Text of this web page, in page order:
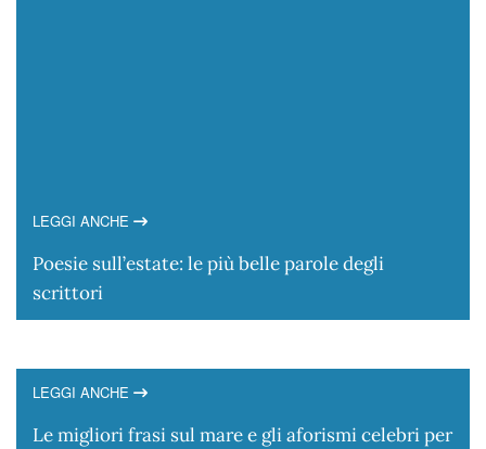
LEGGI ANCHE
Poesie sull’estate: le più belle parole degli
scrittori
LEGGI ANCHE
Le migliori frasi sul mare e gli aforismi celebri per